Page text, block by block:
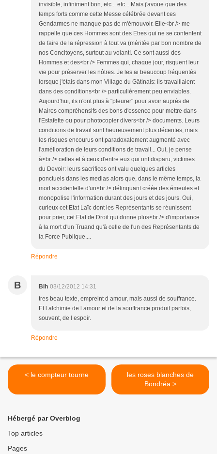
invisible, infiniment bon, etc... etc... Mais j'avoue que des
temps forts comme cette Messe célébrée devant ces
Gendarmes ne manque pas de m'émouvoir. Elle<br /> me
rappelle que ces Hommes sont des Etres qui ne se contentent
de faire de la répression à tout va (méritée par bon nombre de
nos Concitoyens, surtout au volant!. Ce sont aussi des
Hommes et des<br /> Femmes qui, chaque jour, risquent leur
vie pour préserver les nôtres. Je les ai beaucoup fréquentés
lorsque j'étais dans mon Village du Gâtinais: ils travaillaient
dans des conditions<br /> particulièrement peu enviables.
Aujourd'hui, ils n'ont plus à "pleurer" pour avoir auprès de
Maires compréhensifs des bons d'essence pour mettre dans
l'Estafette ou pour photocopier divers<br /> documents. Leurs
conditions de travail sont heureusement plus décentes, mais
les risques encourus ont paradoxalement augmenté avec
l'amélioration de leurs conditions de travail... Oui, je pense
à<br /> celles et à ceux d'entre eux qui ont disparu, victimes
du Devoir: leurs sacrifices ont valu quelques articles
ponctuels dans les medias alors que, dans le même temps, la
mort accidentelle d'un<br /> délinquant créée des émeutes et
monopolise l'information durant des jours et des jours. Oui,
curieux cet Etat Laïc dont les Représentants se réunissent
pour prier, cet Etat de Droit qui donne plus<br /> d'importance
à la mort d'un Truand qu'à celle de l'un des Représentants de
la Force Publique....
Répondre
B Blh 03/12/2012 14:31
tres beau texte, empreint d amour, mais aussi de souffrance.
Et l alchimie de l amour et de la souffrance produit parfois,
souvent, de l espoir.
Répondre
< le compteur tourne
les roses blanches de
Bondréa >
Hébergé par Overblog
Top articles
Pages